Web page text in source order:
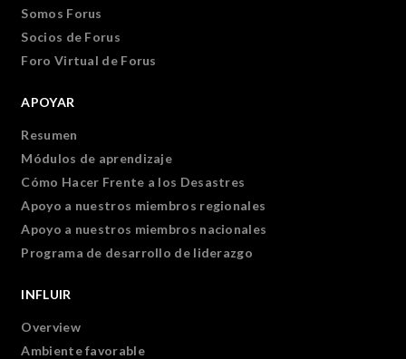
Somos Forus
Socios de Forus
Foro Virtual de Forus
APOYAR
Resumen
Módulos de aprendizaje
Cómo Hacer Frente a los Desastres
Apoyo a nuestros miembros regionales
Apoyo a nuestros miembros nacionales
Programa de desarrollo de liderazgo
INFLUIR
Overview
Ambiente favorable